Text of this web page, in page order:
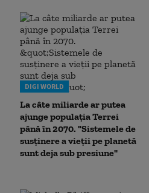
DIGI WORLD
La câte miliarde ar putea
ajunge populația Terrei
până în 2070. "Sistemele de
susținere a vieții pe planetă
sunt deja sub presiune"